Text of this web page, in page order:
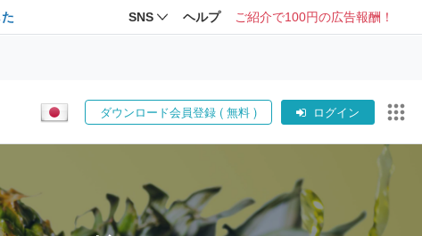
SNS ヘルプ ご紹介で100円の広告報酬！
ダウンロード会員登録 ( 無料 ) ログイン